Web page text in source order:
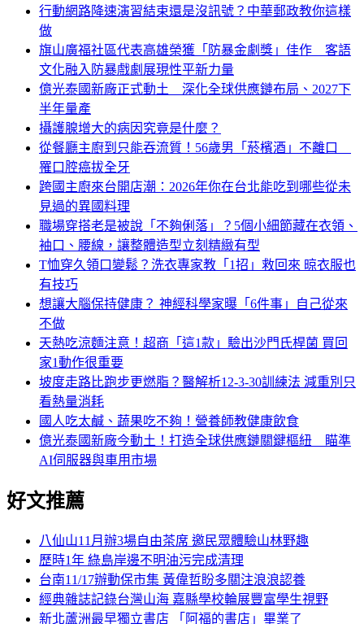
行動網路降速演習結束還是沒訊號？中華郵政教你這樣
做
旗山廣福社區代表高雄榮獲「防暴金劇獎」佳作 客語
文化融入防暴戲劇展現性平新力量
億光泰國新廠正式動土 深化全球供應鏈布局、2027下
半年量產
攝護腺增大的病因究竟是什麼？
從餐廳主廚到只能吞流質！56歲男「菸檳酒」不離口
罹口腔癌拔全牙
跨國主廚來台開店潮：2026年你在台北能吃到哪些從未
見過的異國料理
職場穿搭老是被說「不夠俐落」？5個小細節藏在衣領、
袖口、腰線，讓整體造型立刻精緻有型
T恤穿久領口變鬆？洗衣專家教「1招」救回來 晾衣服也
有技巧
想讓大腦保持健康？ 神經科學家曝「6件事」自己從來
不做
天熱吃涼麵注意！超商「這1款」驗出沙門氏桿菌 買回
家1動作很重要
坡度走路比跑步更燃脂？醫解析12-3-30訓練法 減重別只
看熱量消耗
國人吃太鹹、蔬果吃不夠！營養師教健康飲食
億光泰國新廠今動土！打造全球供應鏈關鍵樞紐 瞄準
AI伺服器與車用市場
好文推薦
八仙山11月辦3場自由茶席 邀民眾體驗山林野趣
歷時1年 綠島岸邊不明油污完成清理
台南11/17辦動保市集 黃偉哲盼多關注浪浪認養
經典雜誌記錄台灣山海 嘉縣學校輪展豐富學生視野
新北蘆洲最早獨立書店 「阿福的書店」畢業了